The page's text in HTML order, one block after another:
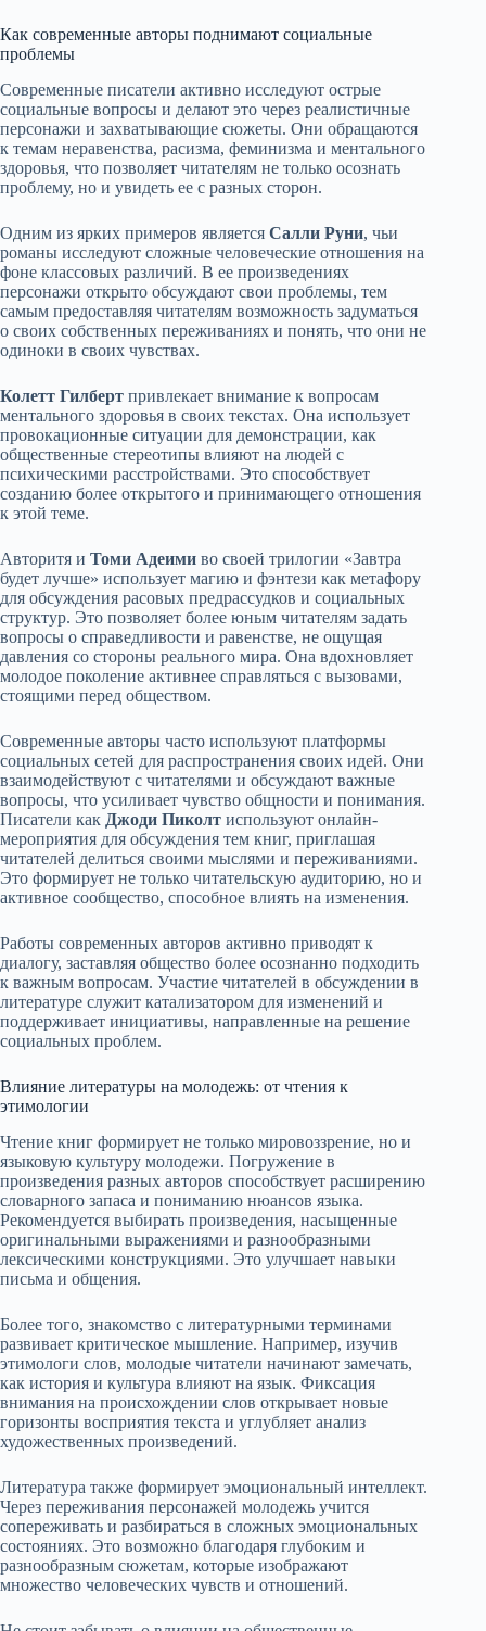
Как современные авторы поднимают социальные
проблемы
Современные писатели активно исследуют острые
социальные вопросы и делают это через реалистичные
персонажи и захватывающие сюжеты. Они обращаются
к темам неравенства, расизма, феминизма и ментального
здоровья, что позволяет читателям не только осознать
проблему, но и увидеть ее с разных сторон.
Одним из ярких примеров является Салли Руни, чьи
романы исследуют сложные человеческие отношения на
фоне классовых различий. В ее произведениях
персонажи открыто обсуждают свои проблемы, тем
самым предоставляя читателям возможность задуматься
о своих собственных переживаниях и понять, что они не
одиноки в своих чувствах.
Колетт Гилберт привлекает внимание к вопросам
ментального здоровья в своих текстах. Она использует
провокационные ситуации для демонстрации, как
общественные стереотипы влияют на людей с
психическими расстройствами. Это способствует
созданию более открытого и принимающего отношения
к этой теме.
Авторитя и Томи Адеими во своей трилогии «Завтра
будет лучше» использует магию и фэнтези как метафору
для обсуждения расовых предрассудков и социальных
структур. Это позволяет более юным читателям задать
вопросы о справедливости и равенстве, не ощущая
давления со стороны реального мира. Она вдохновляет
молодое поколение активнее справляться с вызовами,
стоящими перед обществом.
Современные авторы часто используют платформы
социальных сетей для распространения своих идей. Они
взаимодействуют с читателями и обсуждают важные
вопросы, что усиливает чувство общности и понимания.
Писатели как Джоди Пиколт используют онлайн-
мероприятия для обсуждения тем книг, приглашая
читателей делиться своими мыслями и переживаниями.
Это формирует не только читательскую аудиторию, но и
активное сообщество, способное влиять на изменения.
Работы современных авторов активно приводят к
диалогу, заставляя общество более осознанно подходить
к важным вопросам. Участие читателей в обсуждении в
литературе служит катализатором для изменений и
поддерживает инициативы, направленные на решение
социальных проблем.
Влияние литературы на молодежь: от чтения к
этимологии
Чтение книг формирует не только мировоззрение, но и
языковую культуру молодежи. Погружение в
произведения разных авторов способствует расширению
словарного запаса и пониманию нюансов языка.
Рекомендуется выбирать произведения, насыщенные
оригинальными выражениями и разнообразными
лексическими конструкциями. Это улучшает навыки
письма и общения.
Более того, знакомство с литературными терминами
развивает критическое мышление. Например, изучив
этимологи слов, молодые читатели начинают замечать,
как история и культура влияют на язык. Фиксация
внимания на происхождении слов открывает новые
горизонты восприятия текста и углубляет анализ
художественных произведений.
Литература также формирует эмоциональный интеллект.
Через переживания персонажей молодежь учится
сопереживать и разбираться в сложных эмоциональных
состояниях. Это возможно благодаря глубоким и
разнообразным сюжетам, которые изображают
множество человеческих чувств и отношений.